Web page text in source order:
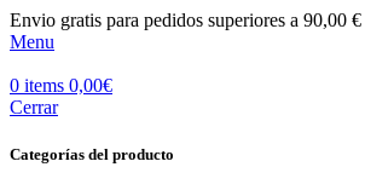
Envio gratis para pedidos superiores a 90,00 €
Menu
0 items 0,00€
Cerrar
Categorías del producto